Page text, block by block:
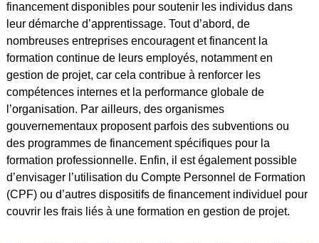
financement disponibles pour soutenir les individus dans
leur démarche d’apprentissage. Tout d’abord, de
nombreuses entreprises encouragent et financent la
formation continue de leurs employés, notamment en
gestion de projet, car cela contribue à renforcer les
compétences internes et la performance globale de
l’organisation. Par ailleurs, des organismes
gouvernementaux proposent parfois des subventions ou
des programmes de financement spécifiques pour la
formation professionnelle. Enfin, il est également possible
d’envisager l’utilisation du Compte Personnel de Formation
(CPF) ou d’autres dispositifs de financement individuel pour
couvrir les frais liés à une formation en gestion de projet.